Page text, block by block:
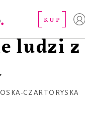
KUP
ludzi z
CZARTORYSKA